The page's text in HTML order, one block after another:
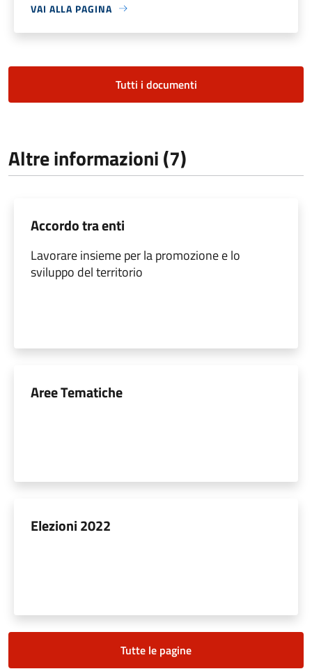
VAI ALLA PAGINA
Tutti i documenti
Altre informazioni (7)
Accordo tra enti
Lavorare insieme per la promozione e lo
sviluppo del territorio
Aree Tematiche
Elezioni 2022
Tutte le pagine